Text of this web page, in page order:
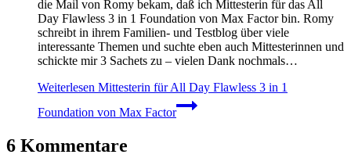
die Mail von Romy bekam, daß ich Mittesterin für das All
Day Flawless 3 in 1 Foundation von Max Factor bin. Romy
schreibt in ihrem Familien- und Testblog über viele
interessante Themen und suchte eben auch Mittesterinnen und
schickte mir 3 Sachets zu – vielen Dank nochmals…
Weiterlesen Mittesterin für All Day Flawless 3 in 1
Foundation von Max Factor
6 Kommentare